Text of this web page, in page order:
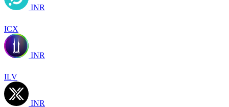
INR
ICX
INR
ILV
INR